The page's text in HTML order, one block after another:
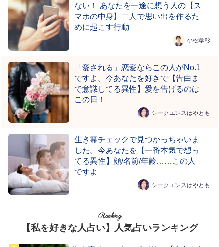
ない！ あなたを一途に想う人の【ス
マホの中身】二人で思い出を作るた
めに起こす行動
小松孝彰
「愛される」恋愛ならこの人がNo.1
ですよ。今あなたを好きで【告白ま
で意識してる異性】愛を告げるのは
この日！
シークエンスはやとも
生き霊チェックで見つかっちゃいま
した。今あなたを【一番本気で想っ
てる異性】顔/名前/年齢……この人
ですよ
シークエンスはやとも
Ranking
【私を好きな人占い】人気占いランキング